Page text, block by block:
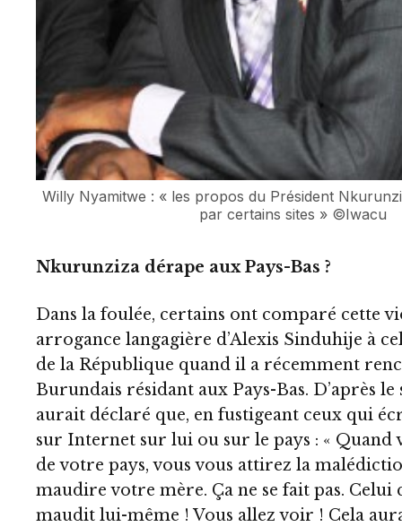
Willy Nyamitwe : « les propos du Président
par certains sites » ©Iwacu
Nkurunziza dérape aux Pays-Bas ?
Dans la foulée, certains ont comparé cette
arrogance langagière d’Alexis Sinduhije à
de la République quand il a récemment
Burundais résidant aux Pays-Bas. D’après
aurait déclaré que, en fustigeant ceux qui
sur Internet sur lui ou sur le pays : « Quand
de votre pays, vous vous attirez la
maudire votre mère. Ça ne se fait pas. Celui
maudit lui-même ! Vous allez voir ! Cela